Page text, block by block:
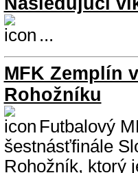
...
MFK Zemplín
Rohožníku
Futbalový
šestnásťfinále
Rohožník, ktorý